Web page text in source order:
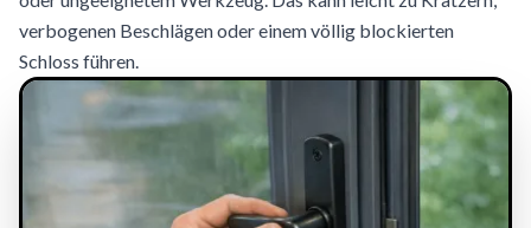
verbogenen Beschlägen oder einem völlig blockierten
Schloss führen.